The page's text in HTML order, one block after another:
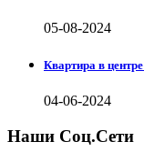
05-08-2024
Квартира в
04-06-2024
Наши Соц.Сети